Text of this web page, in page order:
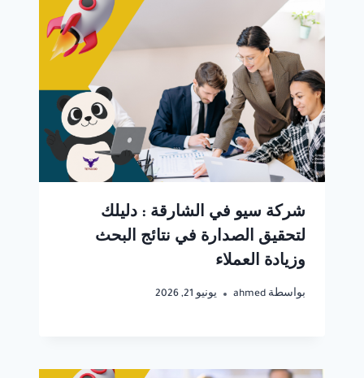
شركة سيو في الشارقة : دليلك
لتحقيق الصدارة في نتائج البحث
وزيادة العملاء
بواسطة ahmed يونيو 21, 2026